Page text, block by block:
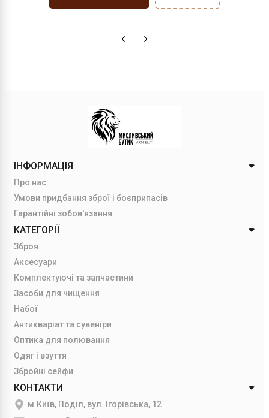
ІНФОРМАЦІЯ
Про нас
Умови придбання зброї і боєприпасів
Гарантійні зобов'язання
КАТЕГОРІЇ
Зброя
Аксесуари
Комплектуючі та запчастини
Засоби для чищення
Набої
Антикваріат та сувеніри
Оптика для полювання
Одяг і взуття
Збройні сейфи
КОНТАКТИ
м.Київ, Поділ, вул. Ігорівська, 12